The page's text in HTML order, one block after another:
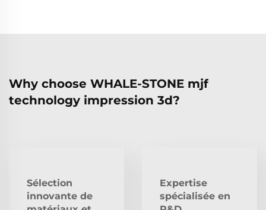
Why choose WHALE-STONE mjf
technology impression 3d?
Sélection
innovante de
Expertise
spécialisée en